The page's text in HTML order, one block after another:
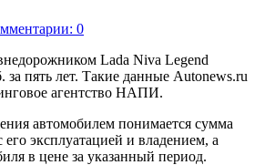
0
Lada Niva Legend
за пять лет. Такие данные Autonews.ru
агентство НАПИ.
автомобилем понимается сумма
его эксплуатацией и владением, а
в цене за указанный период.